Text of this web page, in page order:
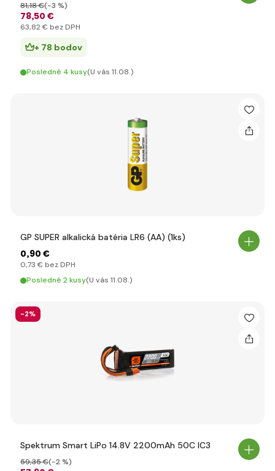
78,50 €
81,18 €(-3 %)
63,82 € bez DPH
+ 78 bodov
Posledné 4 kusy(U vás 11.08.)
GP SUPER alkalická batéria LR6 (AA) (1ks)
0,90 €
0,73 € bez DPH
Posledné 2 kusy(U vás 11.08.)
-2%
Spektrum Smart LiPo 14.8V 2200mAh 50C IC3
59,35 €(-2 %)